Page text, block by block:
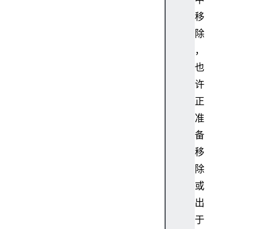
移
除
，
也
许
正
准
备
移
除
或
出
于